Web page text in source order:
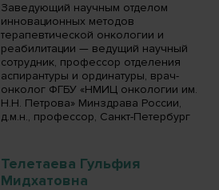
Заведующий научным отделом
инновационных методов
терапевтической онкологии и
реабилитации — ведущий научный
сотрудник, профессор отделения
аспирантуры и ординатуры, врач-
онколог ФГБУ «НМИЦ онкологии им.
Н.Н. Петрова» Минздрава России,
д.м.н., профессор, Санкт-Петербург
Телетаева Гульфия
Мидхатовна